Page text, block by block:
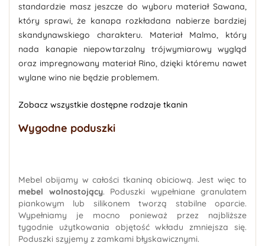
standardzie masz jeszcze do wyboru materiał Sawana,
który sprawi, że kanapa rozkładana nabierze bardziej
skandynawskiego charakteru. Materiał Malmo, który
nada kanapie niepowtarzalny trójwymiarowy wygląd
oraz impregnowany materiał Rino, dzięki któremu nawet
wylane wino nie będzie problemem.
Zobacz wszystkie dostępne rodzaje tkanin
Wygodne poduszki
Mebel obijamy w całości tkaniną obiciową. Jest więc to
mebel wolnostojący. Poduszki wypełniane granulatem
piankowym lub silikonem tworzą stabilne oparcie.
Wypełniamy je mocno ponieważ przez najbliższe
tygodnie użytkowania objętość wkładu zmniejsza się.
Poduszki szyjemy z zamkami błyskawicznymi.